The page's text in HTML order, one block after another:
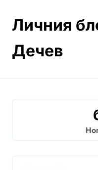
contentЛичния
Дечев